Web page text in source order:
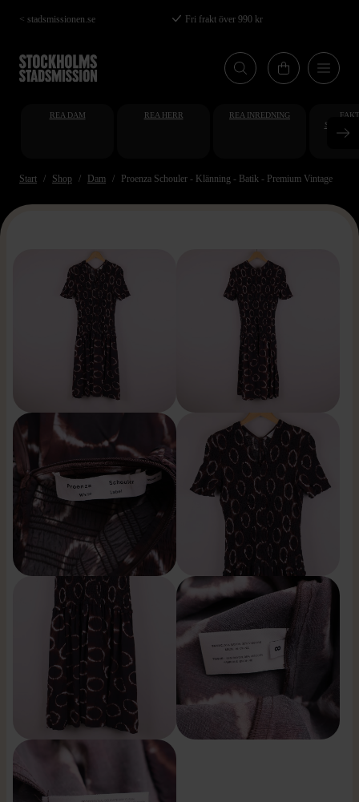
Hoppa
till
huvudinnehåll
< stadsmissionen.se Fri frakt över 990 kr
REA DAM REA HERR REA INREDNING
Start Shop Dam Proenza Schouler - Klänning - Batik - Premium Vintage